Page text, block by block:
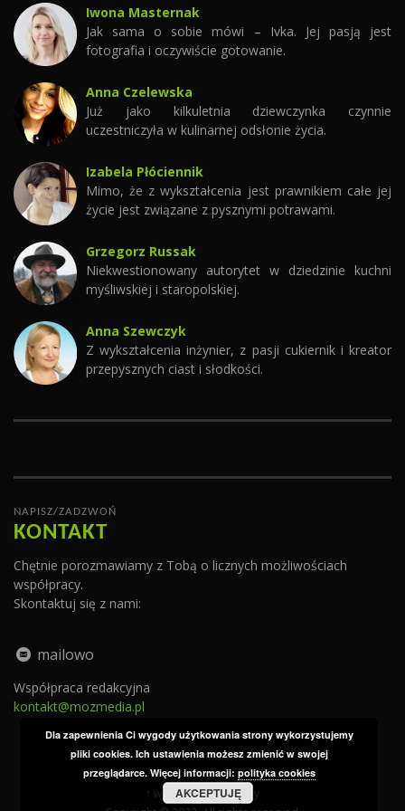
Iwona Masternak
Jak sama o sobie mówi – Ivka. Jej pasją jest
fotografia i oczywiście gotowanie.
Anna Czelewska
Już jako kilkuletnia dziewczynka czynnie
uczestniczyła w kulinarnej odsłonie życia.
Izabela Płóciennik
Mimo, że z wykształcenia jest prawnikiem całe jej
życie jest związane z pysznymi potrawami.
Grzegorz Russak
Niekwestionowany autorytet w dziedzinie kuchni
myśliwskiej i staropolskiej.
Anna Szewczyk
Z wykształcenia inżynier, z pasji cukiernik i kreator
przepysznych ciast i słodkości.
NAPISZ/ZADZWOŃ
KONTAKT
Chętnie porozmawiamy z Tobą o licznych możliwościach
współpracy.
Skontaktuj się z nami:
mailowo
Współpraca redakcyjna
kontakt@mozmedia.pl
↑ wróć do góry strony
Dla zapewnienia Ci wygody użytkowania strony wykorzystujemy
pliki cookies. Ich ustawienia możesz zmienić w swojej
przeglądarce. Więcej informacji: polityka cookies
AKCEPTUJĘ